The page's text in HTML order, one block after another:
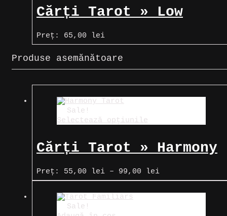
Cărți Tarot » Low
Scare Tarot
Preț: 65,00 lei
Produse asemănătoare
Sale!
Selectează opțiunile
Cărți Tarot » Harmony
Tarot
Preț: 55,00 lei – 99,00 leiInterval
de
Sale!